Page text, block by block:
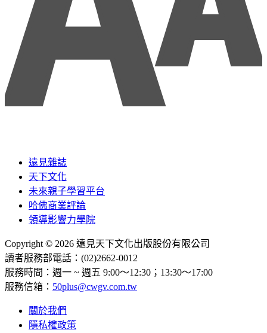
遠見雜誌
天下文化
未來親子學習平台
哈佛商業評論
領導影響力學院
Copyright © 2026 遠見天下文化出版股份有限公司
讀者服務部電話：(02)2662-0012
服務時間：週一 ~ 週五 9:00～12:30；13:30～17:00
服務信箱： 50plus@cwgv.com.tw
關於我們
隱私權政策